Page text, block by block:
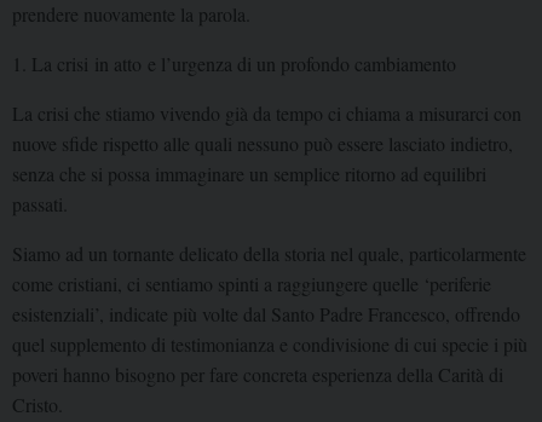
prendere nuovamente la parola.
1. La crisi in atto e l’urgenza di un profondo cambiamento
La crisi che stiamo vivendo già da tempo ci chiama a misurarci con
nuove sfide rispetto alle quali nessuno può essere lasciato indietro,
senza che si possa immaginare un semplice ritorno ad equilibri
passati.
Siamo ad un tornante delicato della storia nel quale, particolarmente
come cristiani, ci sentiamo spinti a raggiungere quelle ‘periferie
esistenziali’, indicate più volte dal Santo Padre Francesco, offrendo
quel supplemento di testimonianza e condivisione di cui specie i più
poveri hanno bisogno per fare concreta esperienza della Carità di
Cristo.